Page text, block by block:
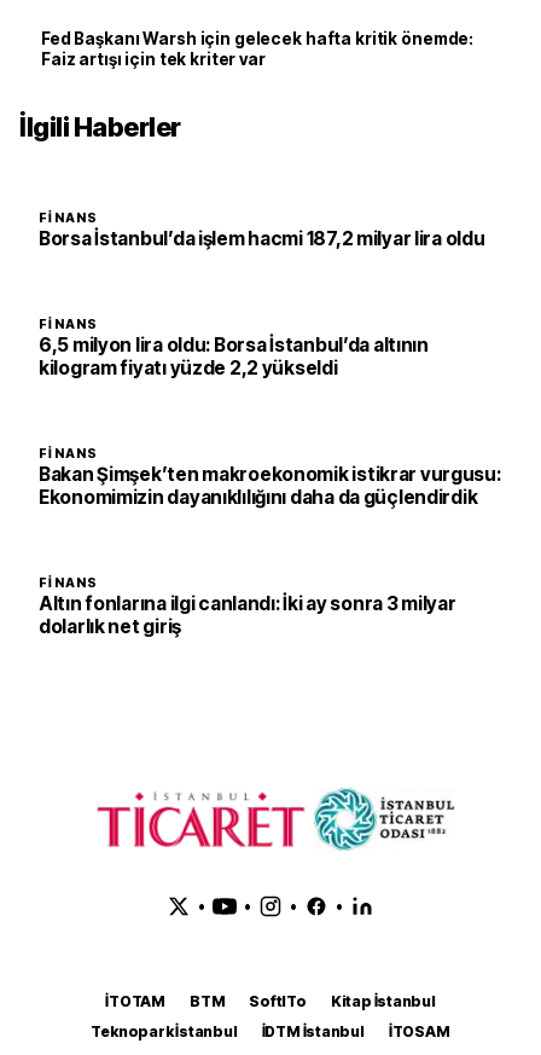
Fed Başkanı Warsh için gelecek hafta kritik önemde:
Faiz artışı için tek kriter var
İlgili Haberler
FINANS
Borsa İstanbul’da işlem hacmi 187,2 milyar lira oldu
FINANS
6,5 milyon lira oldu: Borsa İstanbul’da altının
kilogram fiyatı yüzde 2,2 yükseldi
FINANS
Bakan Şimşek’ten makroekonomik istikrar vurgusu:
Ekonomimizin dayanıklılığını daha da güçlendirdik
FINANS
Altın fonlarına ilgi canlandı: İki ay sonra 3 milyar
dolarlık net giriş
• • • •
İTOTAM BTM SoftITo
Kitap İstanbul
Teknopark İstanbul
İDTM İstanbul
İTOSAM